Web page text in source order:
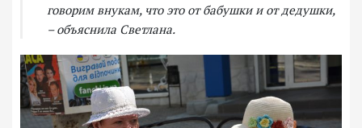
говорим внукам, что это от бабушки и от дедушки,
– объяснила Светлана.